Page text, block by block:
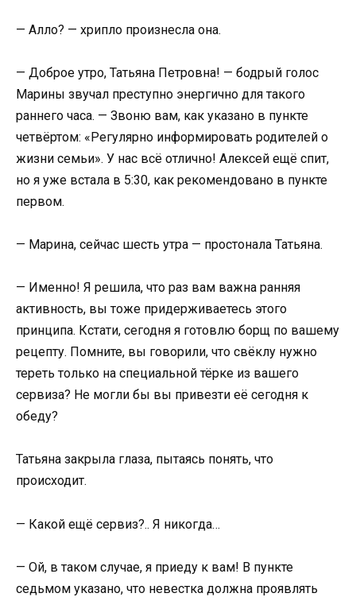
— Алло? — хрипло произнесла она.
— Доброе утро, Татьяна Петровна! — бодрый голос
Марины звучал преступно энергично для такого
раннего часа. — Звоню вам, как указано в пункте
четвёртом: «Регулярно информировать родителей о
жизни семьи». У нас всё отлично! Алексей ещё спит,
но я уже встала в 5:30, как рекомендовано в пункте
первом.
— Марина, сейчас шесть утра — простонала Татьяна.
— Именно! Я решила, что раз вам важна ранняя
активность, вы тоже придерживаетесь этого
принципа. Кстати, сегодня я готовлю борщ по вашему
рецепту. Помните, вы говорили, что свёклу нужно
тереть только на специальной тёрке из вашего
сервиза? Не могли бы вы привезти её сегодня к
обеду?
Татьяна закрыла глаза, пытаясь понять, что
происходит.
— Какой ещё сервиз?.. Я никогда…
— Ой, в таком случае, я приеду к вам! В пункте
седьмом указано, что невестка должна проявлять